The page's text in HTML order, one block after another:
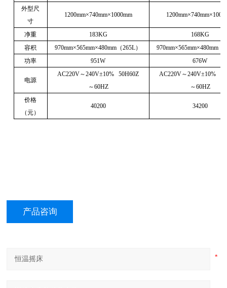
外型尺
寸
1200mm×740mm×1000mm
净重 183KG
168KG
容积
970mm×565mm×480mm （265L） 970mm×565mm×480mm
功率
951W 676W
电源
AC220V～240V±10%
50H60Z
～60HZ
AC220V～240V±10%
～60HZ
价格
（元）
40200 34200
产品咨询